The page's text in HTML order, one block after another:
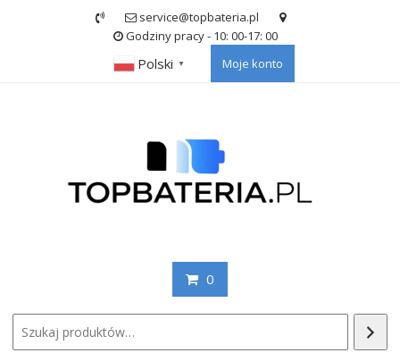
service@topbateria.pl
Godziny pracy - 10: 00-17: 00
Polski ▼ Moje konto
0